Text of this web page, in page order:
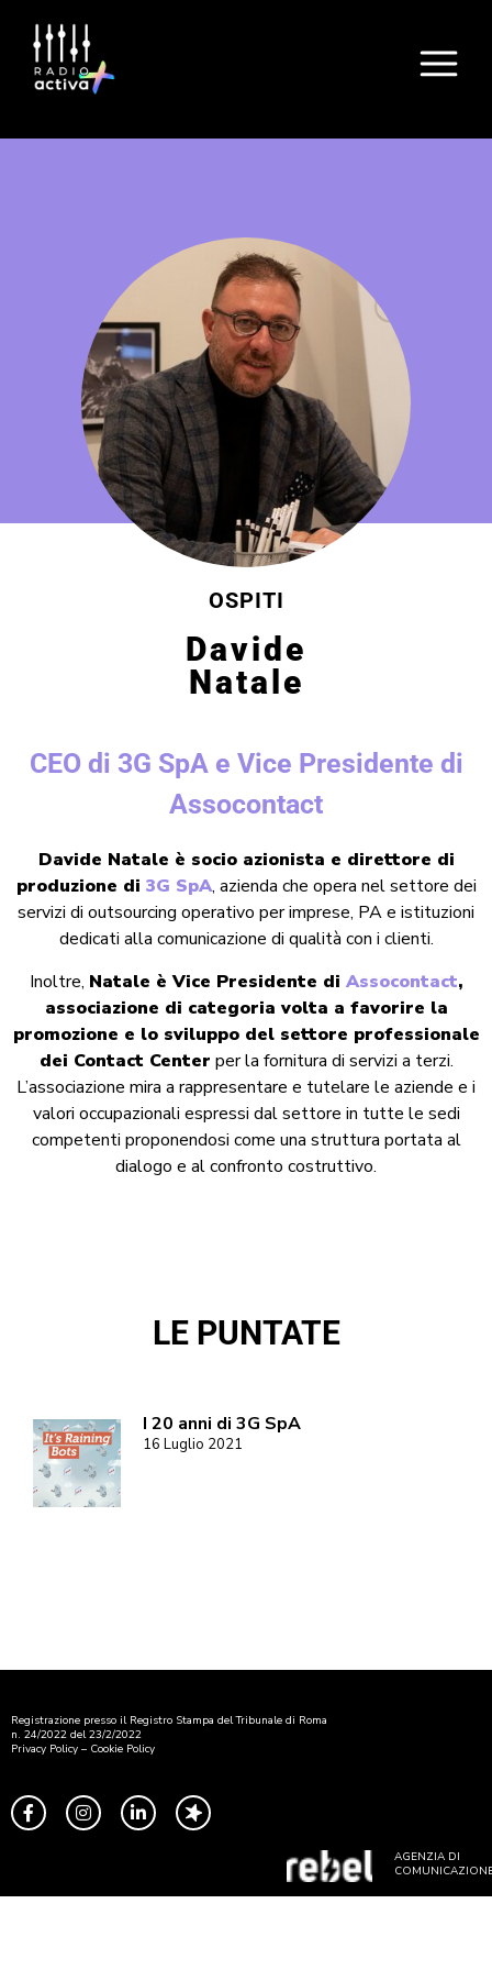
OSPITI
Davide
Natale
CEO di 3G SpA e Vice Presidente di
Assocontact
Davide Natale è socio azionista e direttore di
produzione di 3G SpA, azienda che opera nel settore dei
servizi di outsourcing operativo per imprese, PA e istituzioni
dedicati alla comunicazione di qualità con i clienti.
Inoltre, Natale è Vice Presidente di Assocontact,
associazione di categoria volta a favorire la
promozione e lo sviluppo del settore professionale
dei Contact Center per la fornitura di servizi a terzi.
L’associazione mira a rappresentare e tutelare le aziende e i
valori occupazionali espressi dal settore in tutte le sedi
competenti proponendosi come una struttura portata al
dialogo e al confronto costruttivo.
LE PUNTATE
I 20 anni di 3G SpA
16 Luglio 2021
Registrazione presso il Registro Stampa del Tribunale di Roma
n. 24/2022 del 23/2/2022
Privacy Policy – Cookie Policy
AGENZIA DI